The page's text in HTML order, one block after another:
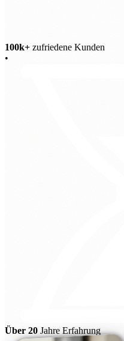
100k+ zufriedene Kunden
•
Über 20 Jahre Erfahrung